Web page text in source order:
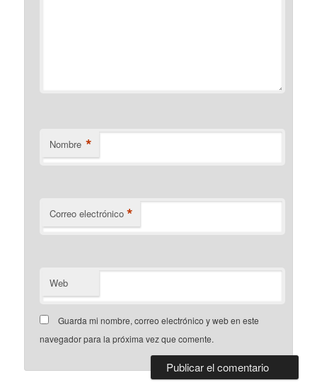
Nombre *
Correo electrónico *
Web
Guarda mi nombre, correo electrónico y web en este
navegador para la próxima vez que comente.